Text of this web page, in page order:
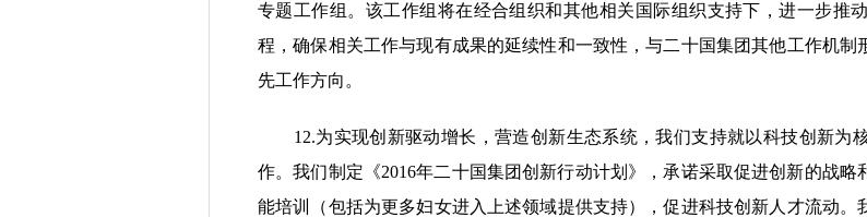
专题工作组。该工作组将在经合组织和其他相关国际组织支持下，进一步推
程，确保相关工作与现有成果的延续性和一致性，与二十国集团其他工作机
先工作方向。
12.为实现创新驱动增长，营造创新生态系统，我们支持就以科技创新为
作。我们制定《2016年二十国集团创新行动计划》，承诺采取促进创新的战
能培训（包括为更多妇女进入上述领域提供支持），促进科技创新人才流动